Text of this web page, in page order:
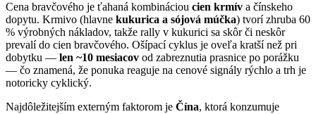
Cena bravčového je ťahaná kombináciou cien krmív a čínskeho
dopytu. Krmivo (hlavne kukurica a sójová múčka) tvorí zhruba 60
% výrobných nákladov, takže rally v kukurici sa skôr či neskôr
prevalí do cien bravčového. Ošípací cyklus je oveľa kratší než pri
dobytku — len ~10 mesiacov od zabreznutia prasnice po porážku
— čo znamená, že ponuka reaguje na cenové signály rýchlo a trh je
notoricky cyklický.
Najdôležitejším externým faktorom je Čína, ktorá konzumuje